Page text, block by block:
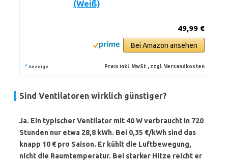
(Weiß)
49,99 €
Bei Amazon ansehen
* Anzeige Preis inkl. MwSt., zzgl. Versandkosten
Sind Ventilatoren wirklich günstiger?
Ja. Ein typischer Ventilator mit 40 W verbraucht in 720
Stunden nur etwa 28,8 kWh. Bei 0,35 €/kWh sind das
knapp 10 € pro Saison. Er kühlt die Luftbewegung,
nicht die Raumtemperatur. Bei starker Hitze reicht er